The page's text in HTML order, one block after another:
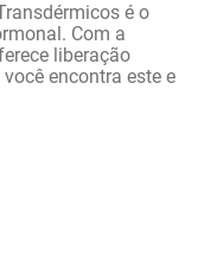
é o
Com a
liberação
encontra este e